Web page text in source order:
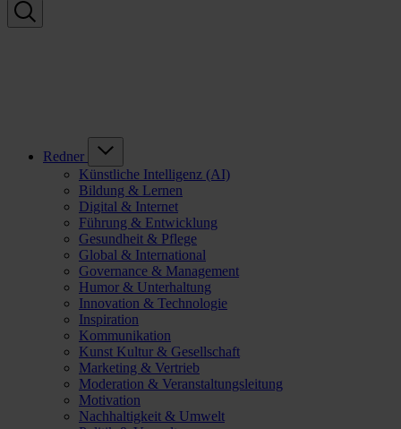
Redner
Künstliche Intelligenz (AI)
Bildung & Lernen
Digital & Internet
Führung & Entwicklung
Gesundheit & Pflege
Global & International
Governance & Management
Humor & Unterhaltung
Innovation & Technologie
Inspiration
Kommunikation
Kunst Kultur & Gesellschaft
Marketing & Vertrieb
Moderation & Veranstaltungsleitung
Motivation
Nachhaltigkeit & Umwelt